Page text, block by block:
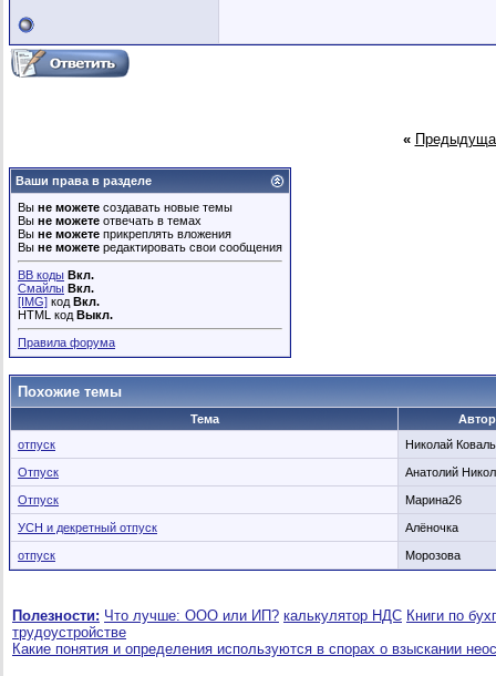
«
Ваши права в разделе
Вы не можете создавать новые темы
Вы не можете отвечать в темах
Вы не можете прикреплять вложения
Вы не можете редактировать свои сообщения
BB коды Вкл.
Смайлы Вкл.
[IMG] код Вкл.
HTML код Выкл.
Правила форума
Похожие темы
Тема
Автор
отпуск
Николай Коваль
Отпуск Анатолий
Отпуск Марина26
УСН и декретный отпуск Алёночка
отпуск Морозова
Полезности: Что лучше: ООО или ИП? калькулятор НДС Книги по
трудоустройстве
Какие понятия и определения используются в спорах о взыскании